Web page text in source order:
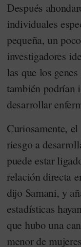
Después
individuales
pequeña, un
investigadores
las que los
también podrían
desarrollar
Curiosamente,
riesgo a
puede estar
relación directa
dijo Samani, y
estadísticas
que hubo una
menor de